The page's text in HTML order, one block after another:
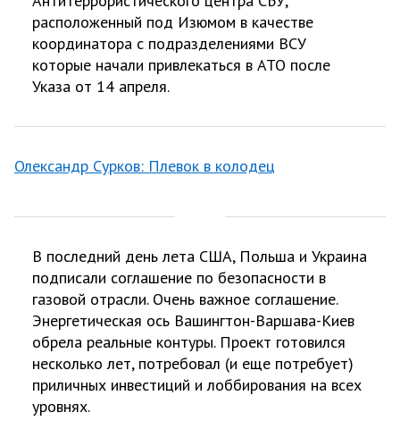
расположенный под Изюмом в качестве
координатора с подразделениями ВСУ
которые начали привлекаться в АТО после
Указа от 14 апреля.
Олександр Сурков: Плевок в колодец
В последний день лета США, Польша и Украина
подписали соглашение по безопасности в
газовой отрасли. Очень важное соглашение.
Энергетическая ось Вашингтон-Варшава-Киев
обрела реальные контуры. Проект готовился
несколько лет, потребовал (и еще потребует)
приличных инвестиций и лоббирования на всех
уровнях.